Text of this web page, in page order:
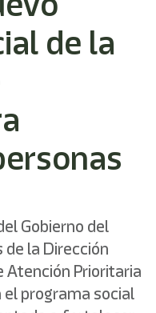
de la
Gobierno del
la Dirección
Atención Prioritaria
el programa social